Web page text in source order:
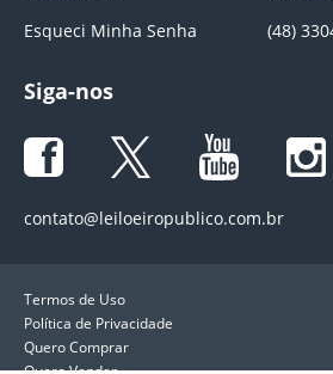
Esqueci Minha Senha
(48)
Siga-nos
contato@leiloeiropublico.com.br
Termos de Uso
Política de Privacidade
Quero Comprar